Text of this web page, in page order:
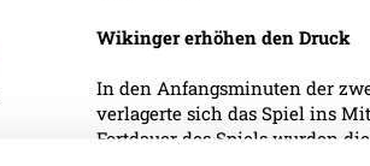
Wikinger erhöhen den Druck
In den Anfangsminuten der
verlagerte sich das Spiel ins
Fortdauer des Spiels wurden